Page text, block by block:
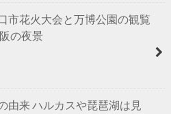
市花火大会と万博公園の観覧
の夜景
由来 ハルカスや琵琶湖は見